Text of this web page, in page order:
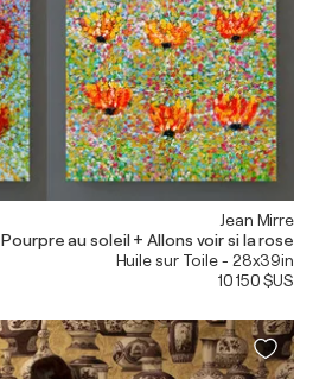
Jean Mirre
Pourpre au soleil + Allons voir si la rose
Huile sur Toile - 28x39in
10 150 $US